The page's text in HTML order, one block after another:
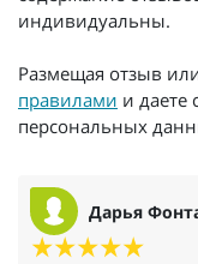
индивидуальны.
Размещая отзыв
правилами и даете
персональных
Дарья